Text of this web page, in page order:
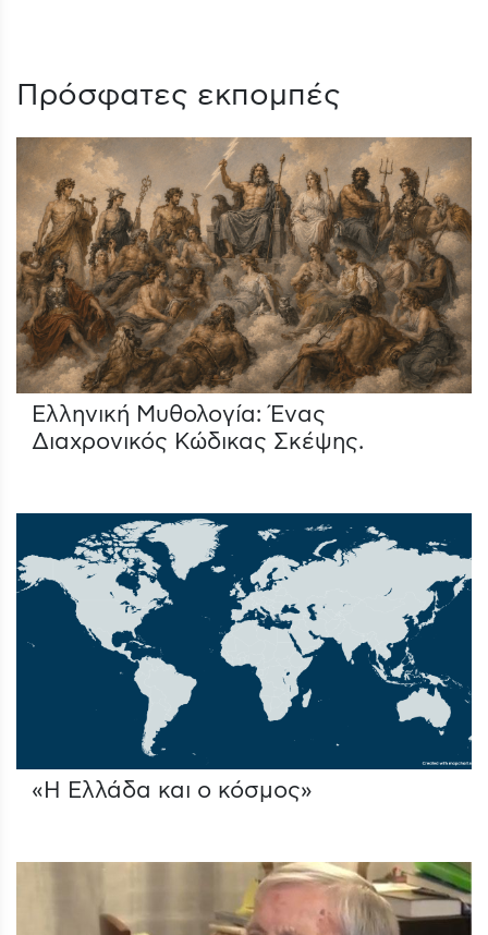
Πρόσφατες εκπομπές
Ελληνική Μυθολογία: Ένας
Διαχρονικός Κώδικας Σκέψης.
«Η Ελλάδα και ο κόσμος»